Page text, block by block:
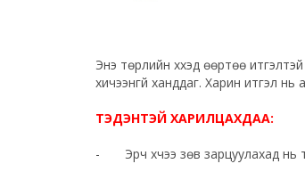
Энэ төрлийн хүүхэд өөртөө
хичээнгүй ханддаг. Харин итгэл нь
ТЭДЭНТЭЙ ХАРИЛЦАХДАА:
- Эрч хүчээ зөв зарцуулахад нь